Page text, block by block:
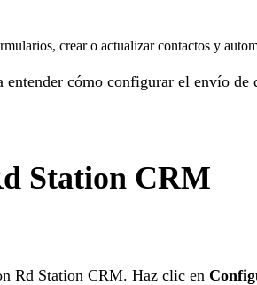
crear o actualizar contactos y
cómo configurar el envío de
Station CRM
Rd Station CRM. Haz clic en